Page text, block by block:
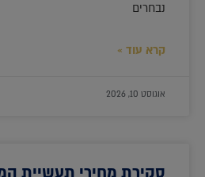
נבחרים
קרא עוד »
אוגוסט 10, 2026